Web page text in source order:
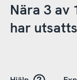
Nära 3 av
har